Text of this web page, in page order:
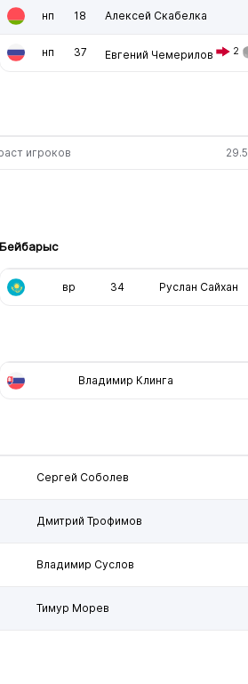
нп 18 Алексей Скабелка
нп 37 Евгений Чемерилов 2
игроков 29.5
Бейбарыс
вр 34 Руслан Сайхан
Владимир Клинга
Сергей Соболев
Дмитрий Трофимов
Владимир Суслов
Тимур Морев